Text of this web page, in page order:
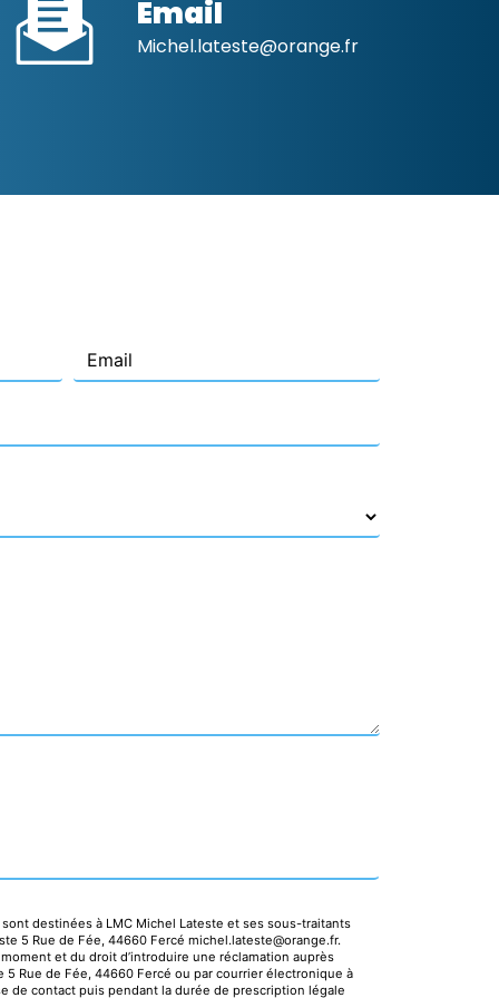
Email
michel.lateste@orange.fr
destinées à LMC Michel Lateste et ses sous-traitants
5 Rue de Fée, 44660 Fercé michel.lateste@orange.fr.
et du droit d’introduire une réclamation auprès
Rue de Fée, 44660 Fercé ou par courrier électronique à
de contact puis pendant la durée de prescription légale